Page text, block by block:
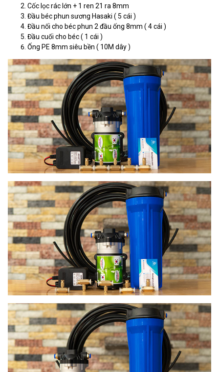
Cốc lọc rác lớn + 1 ren 21 ra 8mm
Đầu béc phun sương Hasaki ( 5 cái )
Đầu nối cho béc phun 2 đầu ống 8mm ( 4 cái )
Đầu cuối cho béc ( 1 cái )
Ống PE 8mm siêu bền ( 10M dây )